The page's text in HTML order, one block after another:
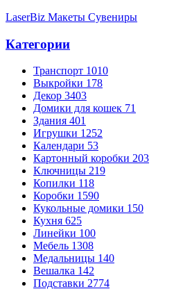
LaserBiz Макеты Сувениры
Категории
Транспорт 1010
Выкройки 178
Декор 3403
Домики для кошек 71
Здания 401
Игрушки 1252
Календари 53
Картонный коробки 203
Ключницы 219
Копилки 118
Коробки 1590
Кукольные домики 150
Кухня 625
Линейки 100
Мебель 1308
Медальницы 140
Вешалка 142
Подставки 2774